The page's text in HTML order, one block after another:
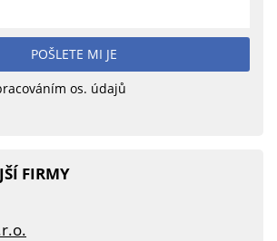
POŠLETE MI JE
os. údajů
FIRMY